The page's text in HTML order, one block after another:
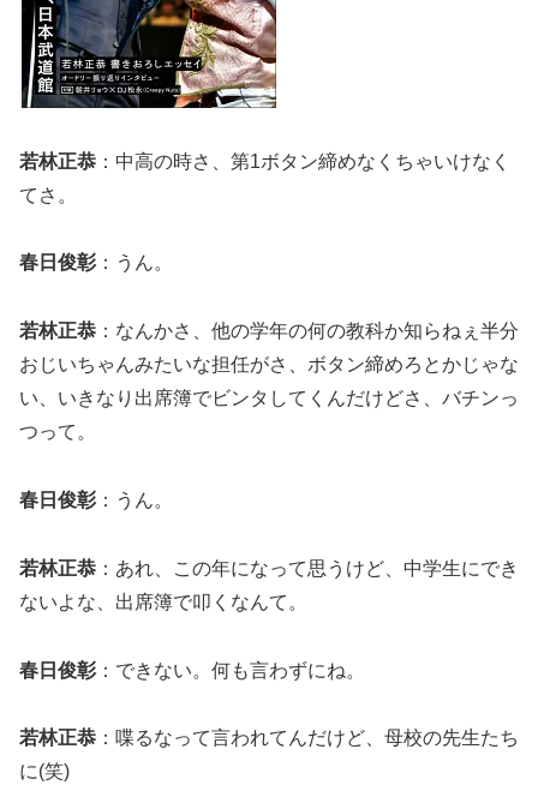
若林正恭 ：中高の時さ、第1ボタン締めなくちゃいけなく
てさ。
春日俊彰 ：うん。
若林正恭 ：なんかさ、他の学年の何の教科か知らねぇ半分
おじいちゃんみたいな担任がさ、ボタン締めろとかじゃな
い、いきなり出席簿でビンタしてくんだけどさ、バチンっ
つって。
春日俊彰 ：うん。
若林正恭 ：あれ、この年になって思うけど、中学生にでき
ないよな、出席簿で叩くなんて。
春日俊彰 ：できない。何も言わずにね。
若林正恭 ：喋るなって言われてんだけど、母校の先生たち
に(笑)